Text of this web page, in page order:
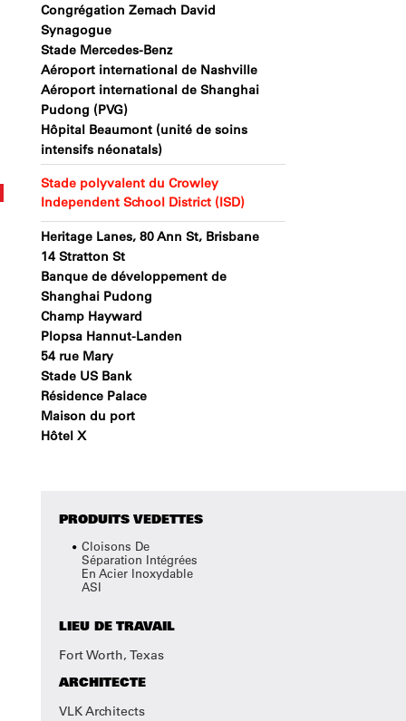
Congrégation Zemach David
Synagogue
Stade Mercedes-Benz
Aéroport international de Nashville
Aéroport international de Shanghai
Pudong (PVG)
Hôpital Beaumont (unité de soins
intensifs néonatals)
Stade polyvalent du Crowley
Independent School District (ISD)
Heritage Lanes, 80 Ann St, Brisbane
14 Stratton St
Banque de développement de
Shanghai Pudong
Champ Hayward
Plopsa Hannut-Landen
54 rue Mary
Stade US Bank
Résidence Palace
Maison du port
Hôtel X
PRODUITS VEDETTES
Cloisons De
Séparation Intégrées
En Acier Inoxydable
ASI
LIEU DE TRAVAIL
Fort Worth, Texas
ARCHITECTE
VLK Architects